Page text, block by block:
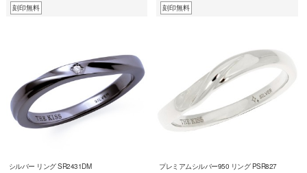
刻印無料
シルバー リング SR2431DM
刻印無料
プレミアムシルバー950 リング PSR827